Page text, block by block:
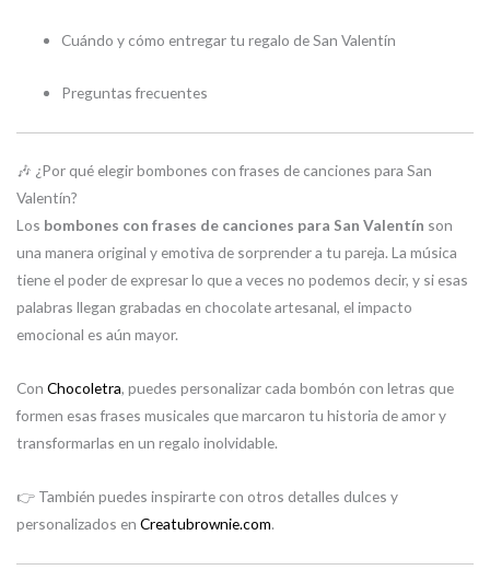
Cuándo y cómo entregar tu regalo de San Valentín
Preguntas frecuentes
🎶 ¿Por qué elegir bombones con frases de canciones para San
Valentín?
Los bombones con frases de canciones para San Valentín son
una manera original y emotiva de sorprender a tu pareja. La música
tiene el poder de expresar lo que a veces no podemos decir, y si esas
palabras llegan grabadas en chocolate artesanal, el impacto
emocional es aún mayor.
Con Chocoletra, puedes personalizar cada bombón con letras que
formen esas frases musicales que marcaron tu historia de amor y
transformarlas en un regalo inolvidable.
👉 También puedes inspirarte con otros detalles dulces y
personalizados en Creatubrownie.com.